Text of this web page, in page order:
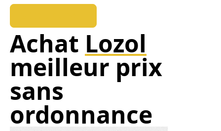
Achat Lozol
meilleur prix
sans
ordonnance